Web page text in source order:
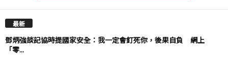
最新
鄧炳強談記協時提國家安全：我一定會釘死你，後果自負 網上
「零...